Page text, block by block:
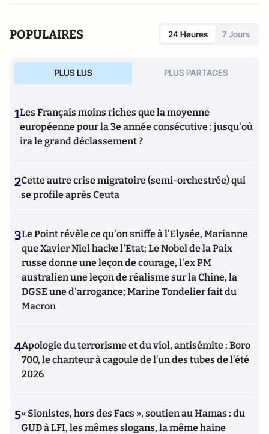
POPULAIRES 24 Heures 7 Jours
PLUS LUS PLUS PARTAGES
1Les Français moins riches que la moyenne
européenne pour la 3e année consécutive : jusqu'où
ira le grand déclassement ?
2Cette autre crise migratoire (semi-orchestrée) qui
se profile après Ceuta
3Le Point révèle ce qu'on sniffe à l'Elysée, Marianne
que Xavier Niel hacke l'Etat; Le Nobel de la Paix
russe donne une leçon de courage, l'ex PM
australien une leçon de réalisme sur la Chine, la
DGSE une d'arrogance; Marine Tondelier fait du
Macron
4Apologie du terrorisme et du viol, antisémite : Boro
700, le chanteur à cagoule de l’un des tubes de l’été
2026
5« Sionistes, hors des Facs », soutien au Hamas : du
GUD à LFI, les mêmes slogans, la même haine